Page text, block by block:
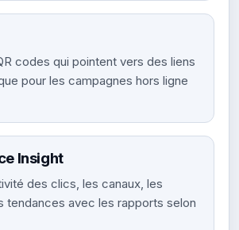
codes qui pointent vers des liens
pour les campagnes hors ligne
Insight
des clics, les canaux, les
tendances avec les rapports selon